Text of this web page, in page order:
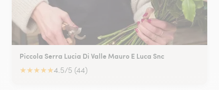
Piccola Serra Lucia Di Valle Mauro E Luca Snc
★★★★★4.5/5 (44)